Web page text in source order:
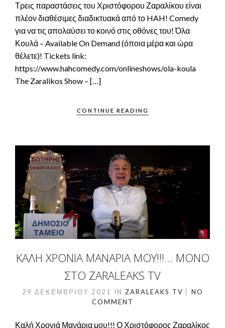
Τρεις παραστάσεις του Χριστόφορου Ζαραλίκου είναι
πλέον διαθέσιμες διαδικτυακά από το HAH! Comedy
για να τις απολαύσει το κοινό στις οθόνες του! Όλα
Κουλά – Available On Demand (όποια μέρα και ώρα
θέλετε)! Tickets link:
https://www.hahcomedy.com/onlineshows/ola-koula
The Zaralikos Show – […]
CONTINUE READING
ΚΑΛΉ ΧΡΟΝΙΆ ΜΑΝΆΡΙΑ ΜΟΥ!!!… ΜΌΝΟ
ΣΤΟ ZARALEAKS TV
29 ΔΕΚΕΜΒΡΊΟΥ 2021 IN ZARALEAKS TV
NO
COMMENT
Καλή Χρονιά Μανάρια μου!!! Ο Χριστόφορος Ζαραλίκος